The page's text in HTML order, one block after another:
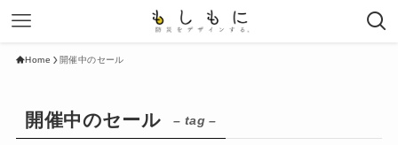
Home 開催中のセール
開催中のセール – tag –